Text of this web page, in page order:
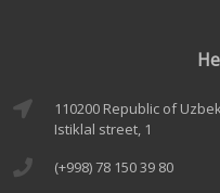
110200 Republic of
Istiklal street, 1
(+998) 78 150 39 80